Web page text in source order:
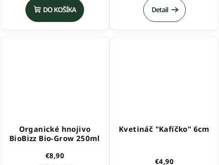
produktu
je
5,0
DO KOŠÍKA Detail
Organické hnojivo
BioBizz Bio-Grow 250ml
€8,90
Kvetináč "Kafíčko" 6cm
€4,90